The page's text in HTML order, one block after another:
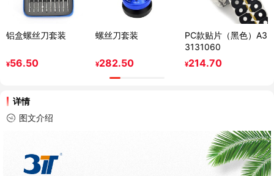
铝盒螺丝刀套装
¥56.50
螺丝刀套装
¥282.50
PC款贴片（黑色）A3
3131060
¥214.70
详情
图文介绍